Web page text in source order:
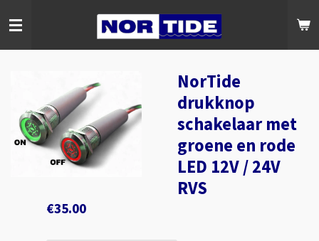
to
NorTide
drukknop
schakelaar met
groene en rode
LED 12V / 24V
RVS
€35.00